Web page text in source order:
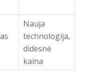
Nauja
technologija,
didesnė
kaina